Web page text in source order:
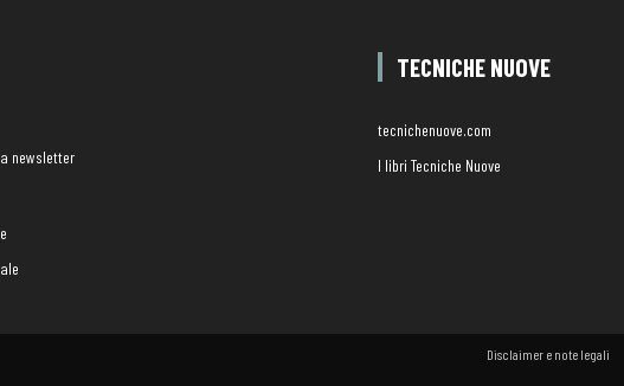
newsletter
TECNICHE NUOVE
tecnichenuove.com
I libri Tecniche Nuove
Disclaimer e note legali